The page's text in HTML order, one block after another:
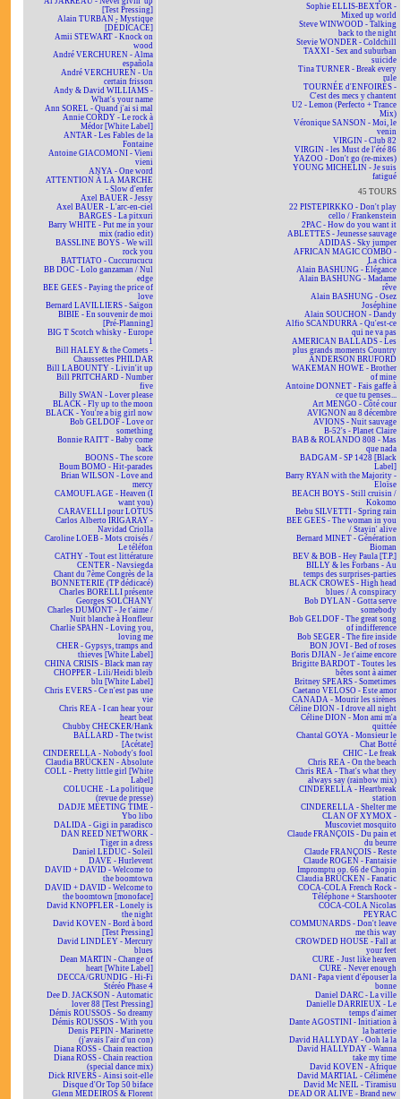
[Test Pressing]
Alain TURBAN - Mystique
[DÉDICACÉ]
Amii STEWART - Knock on
wood
André VERCHUREN - Alma
española
André VERCHUREN - Un
certain frisson
Andy & David WILLIAMS -
What's your name
Ann SOREL - Quand j'ai si mal
Annie CORDY - Le rock à
Médor [White Label]
ANTAR - Les Fables de la
Fontaine
Antoine GIACOMONI - Vieni
vieni
ANYA - One word
ATTENTION À LA MARCHE
- Slow d'enfer
Axel BAUER - Jessy
Axel BAUER - L'arc-en-ciel
BARGES - La pitxuri
Barry WHITE - Put me in your
mix (radio edit)
BASSLINE BOYS - We will
rock you
BATTIATO - Cuccurucucu
BB DOC - Lolo ganzaman / Nul
edge
BEE GEES - Paying the price of
love
Bernard LAVILLIERS - Saïgon
BIBIE - En souvenir de moi
[Pré-Planning]
BIG T Scotch whisky - Europe
1
Bill HALEY & the Comets -
Chaussettes PHILDAR
Bill LABOUNTY - Livin'it up
Bill PRITCHARD - Number
five
Billy SWAN - Lover please
BLACK - Fly up to the moon
BLACK - You're a big girl now
Bob GELDOF - Love or
something
Bonnie RAITT - Baby come
back
BOONS - The score
Boum BOMO - Hit-parades
Brian WILSON - Love and
mercy
CAMOUFLAGE - Heaven (I
want you)
CARAVELLI pour LOTUS
Carlos Alberto IRIGARAY -
Navidad Criolla
Caroline LOEB - Mots croisés /
Le téléfon
CATHY - Tout est littérature
CENTER - Navsiegda
Chant du 7ème Congrès de la
BONNETERIE (TP dédicacé)
Charles BORELLI présente
Georges SOLCHANY
Charles DUMONT - Je t'aime /
Nuit blanche à Honfleur
Charlie SPAHN - Loving you,
loving me
CHER - Gypsys, tramps and
thieves [White Label]
CHINA CRISIS - Black man ray
CHOPPER - Lili/Heidi bleib
blu [White Label]
Chris EVERS - Ce n'est pas une
vie
Chris REA - I can hear your
heart beat
Chubby CHECKER/Hank
BALLARD - The twist
[Acétate]
CINDERELLA - Nobody's fool
Claudia BRÜCKEN - Absolute
COLL - Pretty little girl [White
Label]
COLUCHE - La politique
(revue de presse)
DADJE MEETING TIME -
Ybo libo
DALIDA - Gigi in paradisco
DAN REED NETWORK -
Tiger in a dress
Daniel LEDUC - Soleil
DAVE - Hurlevent
DAVID + DAVID - Welcome to
the boomtown
DAVID + DAVID - Welcome to
the boomtown [monoface]
David KNOPFLER - Lonely is
the night
David KOVEN - Bord à bord
[Test Pressing]
David LINDLEY - Mercury
blues
Dean MARTIN - Change of
heart [White Label]
DECCA/GRUNDIG - Hi-Fi
Stéréo Phase 4
Dee D. JACKSON - Automatic
lover 88 [Test Pressing]
Démis ROUSSOS - So dreamy
Démis ROUSSOS - With you
Denis PEPIN - Marinette
(j'avais l'air d'un con)
Diana ROSS - Chain reaction
Diana ROSS - Chain reaction
(special dance mix)
Dick RIVERS - Ainsi soit-elle
Disque d'Or Top 50 biface
Glenn MEDEIROS & Florent
Sophie ELLIS-BEXTOR -
Mixed up world
Steve WINWOOD - Talking
back to the night
Stevie WONDER - Coldchill
TAXXI - Sex and suburban
suicide
Tina TURNER - Break every
rule
TOURNÉE d'ENFOIRÉS -
C'est des mecs y chantent
U2 - Lemon (Perfecto + Trance
Mix)
Véronique SANSON - Moi, le
venin
VIRGIN - Club 82
VIRGIN - les Must de l'été 86
YAZOO - Don't go (re-mixes)
YOUNG MICHELIN - Je suis
fatigué
45 TOURS
22 PISTEPIRKKO - Don't play
cello / Frankenstein
2PAC - How do you want it
ABLETTES - Jeunesse sauvage
ADIDAS - Sky jumper
AFRICAN MAGIC COMBO -
La chica
Alain BASHUNG - Élégance
Alain BASHUNG - Madame
rêve
Alain BASHUNG - Osez
Joséphine
Alain SOUCHON - Dandy
Alfio SCANDURRA - Qu'est-ce
qui ne va pas
AMERICAN BALLADS - Les
plus grands moments Country
ANDERSON BRUFORD
WAKEMAN HOWE - Brother
of mine
Antoine DONNET - Fais gaffe à
ce que tu penses...
Art MENGO - Côté cour
AVIGNON au 8 décembre
AVIONS - Nuit sauvage
B-52's - Planet Claire
BAB & ROLANDO 808 - Mas
que nada
BADGAM - SP 1428 [Black
Label]
Barry RYAN with the Majority -
Eloïse
BEACH BOYS - Still cruisin /
Kokomo
Bebu SILVETTI - Spring rain
BEE GEES - The woman in you
/ Stayin' alive
Bernard MINET - Génération
Bioman
BEV & BOB - Hey Paula [T.P.]
BILLY & les Forbans - Au
temps des surprises-parties
BLACK CROWES - High head
blues / A conspiracy
Bob DYLAN - Gotta serve
somebody
Bob GELDOF - The great song
of indifference
Bob SEGER - The fire inside
BON JOVI - Bed of roses
Boris DJIAN - Je t'aime encore
Brigitte BARDOT - Toutes les
bêtes sont à aimer
Britney SPEARS - Sometimes
Caetano VELOSO - Este amor
CANADA - Mourir les sirènes
Céline DION - I drove all night
Céline DION - Mon ami m'a
quittée
Chantal GOYA - Monsieur le
Chat Botté
CHIC - Le freak
Chris REA - On the beach
Chris REA - That's what they
always say (rainbow mix)
CINDERELLA - Heartbreak
station
CINDERELLA - Shelter me
CLAN OF XYMOX -
Muscoviet mosquito
Claude FRANÇOIS - Du pain et
du beurre
Claude FRANÇOIS - Reste
Claude ROGEN - Fantaisie
Impromptu op. 66 de Chopin
Claudia BRÜCKEN - Fanatic
COCA-COLA French Rock -
Téléphone + Starshooter
COCA-COLA Nicolas
PEYRAC
COMMUNARDS - Don't leave
me this way
CROWDED HOUSE - Fall at
your feet
CURE - Just like heaven
CURE - Never enough
DANI - Papa vient d'épouser la
bonne
Daniel DARC - La ville
Danielle DARRIEUX - Le
temps d'aimer
Dante AGOSTINI - Initiation à
la batterie
David HALLYDAY - Ooh la la
David HALLYDAY - Wanna
take my time
David KOVEN - Afrique
David MARTIAL - Célimène
David Mc NEIL - Tiramisu
DEAD OR ALIVE - Brand new